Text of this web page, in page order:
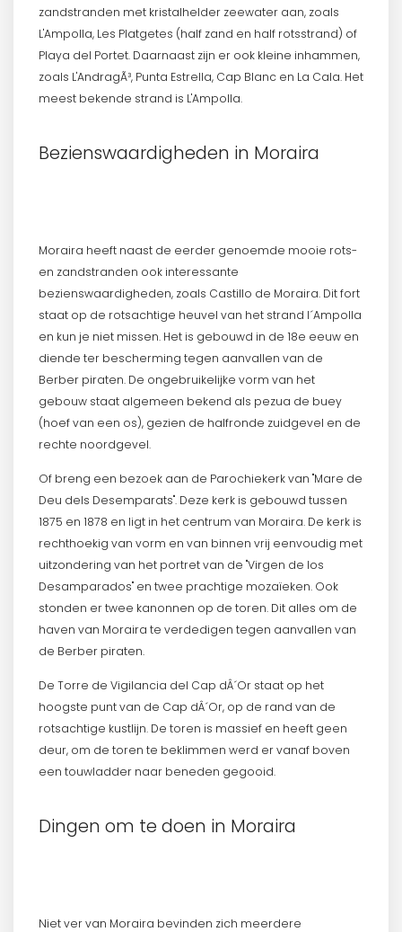
zandstranden met kristalhelder zeewater aan, zoals
L'Ampolla, Les Platgetes (half zand en half rotsstrand) of
Playa del Portet. Daarnaast zijn er ook kleine inhammen,
zoals L'AndragÃ³, Punta Estrella, Cap Blanc en La Cala. Het
meest bekende strand is L'Ampolla.
Bezienswaardigheden in Moraira
Moraira heeft naast de eerder genoemde mooie rots-
en zandstranden ook interessante
bezienswaardigheden, zoals Castillo de Moraira. Dit fort
staat op de rotsachtige heuvel van het strand l´Ampolla
en kun je niet missen. Het is gebouwd in de 18e eeuw en
diende ter bescherming tegen aanvallen van de
Berber piraten. De ongebruikelijke vorm van het
gebouw staat algemeen bekend als pezua de buey
(hoef van een os), gezien de halfronde zuidgevel en de
rechte noordgevel.
Of breng een bezoek aan de Parochiekerk van "Mare de
Deu dels Desemparats". Deze kerk is gebouwd tussen
1875 en 1878 en ligt in het centrum van Moraira. De kerk is
rechthoekig van vorm en van binnen vrij eenvoudig met
uitzondering van het portret van de "Virgen de los
Desamparados" en twee prachtige mozaïeken. Ook
stonden er twee kanonnen op de toren. Dit alles om de
haven van Moraira te verdedigen tegen aanvallen van
de Berber piraten.
De Torre de Vigilancia del Cap dÂ´Or staat op het
hoogste punt van de Cap dÂ´Or, op de rand van de
rotsachtige kustlijn. De toren is massief en heeft geen
deur, om de toren te beklimmen werd er vanaf boven
een touwladder naar beneden gegooid.
Dingen om te doen in Moraira
Niet ver van Moraira bevinden zich meerdere